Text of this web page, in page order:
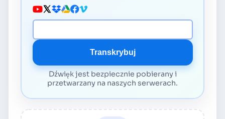
URL mediów
Transkrybuj
Dźwięk jest bezpiecznie pobierany i
przetwarzany na naszych serwerach.